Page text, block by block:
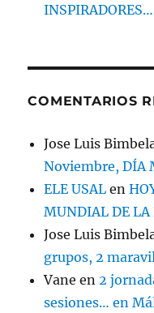
INSPIRADORES…
COMENTARIOS
Jose Luis
Noviembre, DÍA
ELE USAL en
MUNDIAL DE LA
Jose Luis
grupos, 2
Vane en 2
sesiones… en